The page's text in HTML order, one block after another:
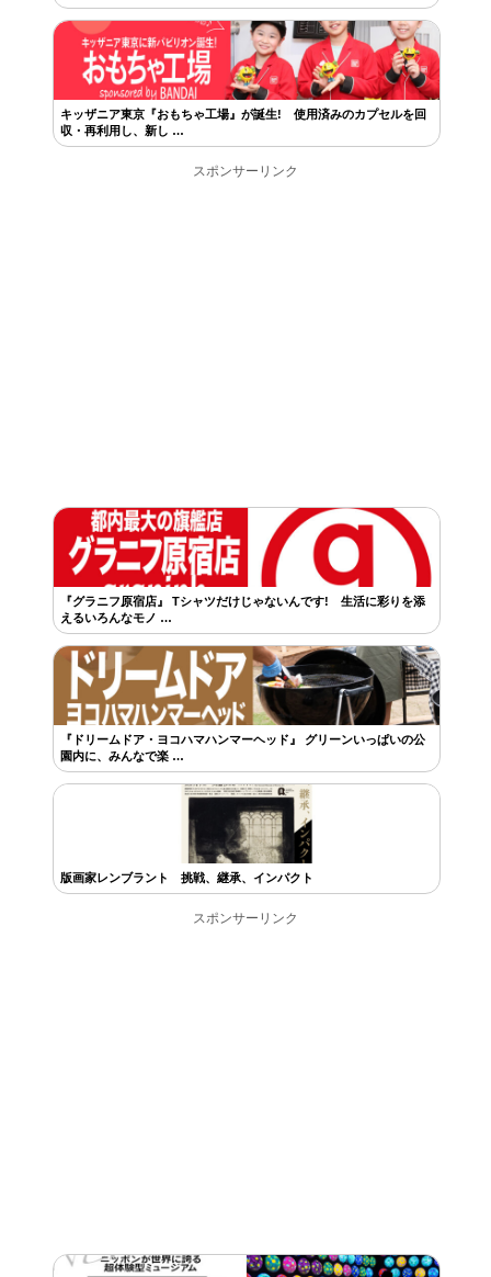
キッザニア東京『おもちゃ工場』が誕生! 使用済みのカプセルを回
収・再利用し、新し …
スポンサーリンク
『グラニフ原宿店』 Tシャツだけじゃないんです! 生活に彩りを添
えるいろんなモノ …
『ドリームドア・ヨコハマハンマーヘッド』 グリーンいっぱいの公
園内に、みんなで楽 …
版画家レンブラント 挑戦、継承、インパクト
スポンサーリンク